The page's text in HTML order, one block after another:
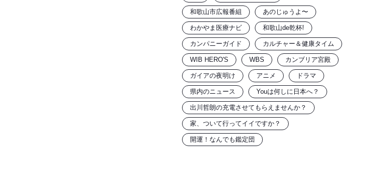
和歌山市広報番組 あのじゅうよ〜
わかやま医療ナビ 和歌山de乾杯!
カンパニーガイド カルチャー＆健康タイム
WIB HERO'S WBS カンブリア宮殿
ガイアの夜明け アニメ ドラマ
県内のニュース Youは何しに日本へ？
出川哲朗の充電させてもらえませんか？
家、ついて行ってイイですか？
開運！なんでも鑑定団